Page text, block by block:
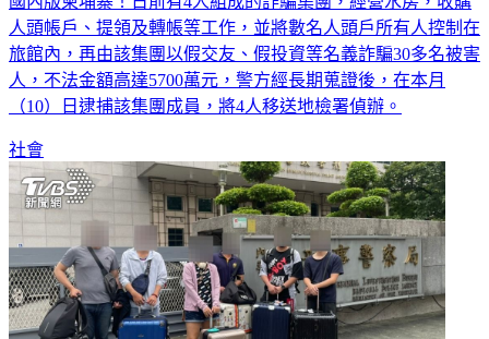
人頭帳戶、提領及轉帳等工作，並將數名人頭戶所有人控制在
旅館內，再由該集團以假交友、假投資等名義詐騙30多名被害
人，不法金額高達5700萬元，警方經長期蒐證後，在本月
（10）日逮捕該集團成員，將4人移送地檢署偵辦。
社會